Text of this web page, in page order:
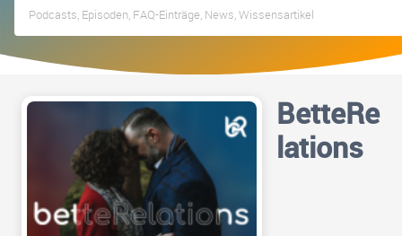
BetteRe
lations